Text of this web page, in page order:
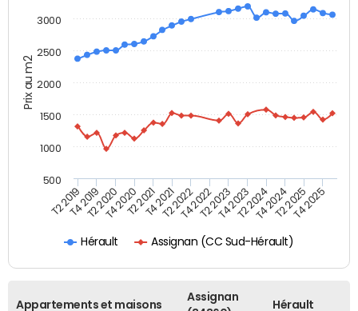
Prix au m2
Hérault Assignan (CC Sud-Hérault)
T2 2019T4 2019T2 2020T4 2020T2 2021T4 2021T2 2022T4 2022T2 2023T4 2023T2 2024T4 2024T2 2025T4 2025
500
1000
1500
2000
2500
3000
Appartements et maisons
Assignan
Hérault